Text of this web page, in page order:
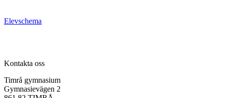
Elevschema
Kontakta oss
Timrå gymnasium
Gymnasievägen 2